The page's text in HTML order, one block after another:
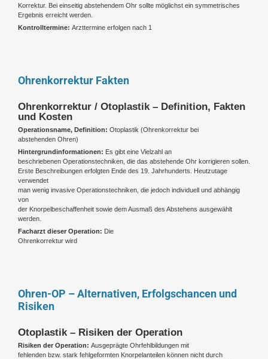
Korrektur. Bei einseitig abstehendem Ohr sollte möglichst ein symmetrisches
Ergebnis erreicht werden.
Kontrolltermine: Arzttermine erfolgen nach 1
Ohrenkorrektur Fakten
Ohrenkorrektur / Otoplastik – Definition, Fakten
und Kosten
Operationsname, Definition: Otoplastik (Ohrenkorrektur bei
abstehenden Ohren)
Hintergrundinformationen: Es gibt eine Vielzahl an
beschriebenen Operationstechniken, die das abstehende Ohr korrigieren sollen.
Erste Beschreibungen erfolgten Ende des 19. Jahrhunderts. Heutzutage
verwendet
man wenig invasive Operationstechniken, die jedoch individuell und abhängig
von
der Knorpelbeschaffenheit sowie dem Ausmaß des Abstehens ausgewählt
werden.
Facharzt dieser Operation: Die
Ohrenkorrektur wird
Ohren-OP – Alternativen, Erfolgschancen und
Risiken
Otoplastik – Risiken der Operation
Risiken der Operation: Ausgeprägte Ohrfehlbildungen mit
fehlenden bzw. stark fehlgeformten Knorpelanteilen können nicht durch